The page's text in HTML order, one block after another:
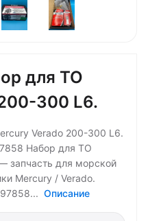
для ТО
300 L6.
Verado 200-300 L6.
Набор для ТО
запчасть для морской
Mercury / Verado.
Описание